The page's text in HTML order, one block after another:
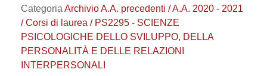
Categoria Archivio A.A. precedenti / A.A. 2020 - 2021
/ Corsi di laurea / PS2295 - SCIENZE
PSICOLOGICHE DELLO SVILUPPO, DELLA
PERSONALITÀ E DELLE RELAZIONI
INTERPERSONALI